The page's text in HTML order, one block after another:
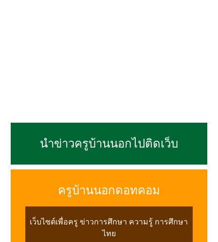
นำข่าวครูบ้านนอกไปติดเว็บ
ครูบ้านนอกดอทคอม
เว็บไซต์เพื่อครู ข่าวการศึกษา ความรู้ การศึกษา
ไทย